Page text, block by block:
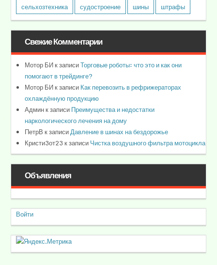
сельхозтехника
судостроение шины штрафы
Свежие Комментарии
Мотор БИк записиТорговые роботы: что это и как они
помогают в трейдинге?
Мотор БИк записиКак перевозить в рефрижераторах
охлаждённую продукцию
Админк записиПреимущества и недостатки
наркологического лечения на дому
ПетрВ к записиДавление в шинах на бездорожье
Кристи3от23 к записиЧистка воздушного фильтра мотоцикла
Объявления
Войти